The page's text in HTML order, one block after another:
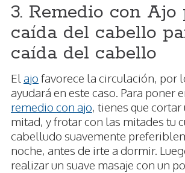
3. Remedio con Ajo
caída del cabello
caída del cabello
El ajo favorece la circulación, por
ayudará en este caso. Para poner
remedio con ajo, tienes que
mitad, y frotar con las mitades tu
cabelludo suavemente
noche, antes de irte a dormir.
realizar un suave masaje con un